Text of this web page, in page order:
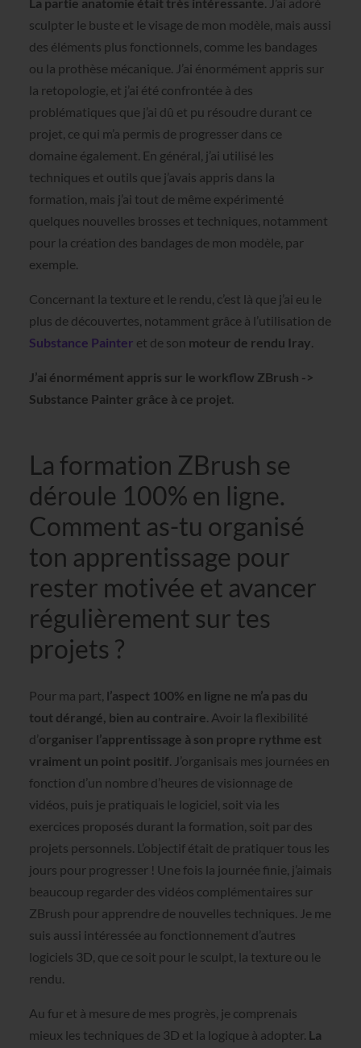
sculpter le buste et le visage de mon modèle, mais aussi
des éléments plus fonctionnels, comme les bandages
ou la prothèse mécanique. J’ai énormément appris sur
la retopologie, et j’ai été confrontée à des
problématiques que j’ai dû et pu résoudre durant ce
projet, ce qui m’a permis de progresser dans ce
domaine également. En général, j’ai utilisé les
techniques et outils que j’avais appris dans la
formation, mais j’ai tout de même expérimenté
quelques nouvelles brosses et techniques, notamment
pour la création des bandages de mon modèle, par
exemple.
Concernant la texture et le rendu, c’est là que j’ai eu le
plus de découvertes, notamment grâce à l’utilisation de
Substance Painter et de son moteur de rendu Iray.
J’ai énormément appris sur le workflow ZBrush ->
Substance Painter grâce à ce projet.
La formation ZBrush se
déroule 100% en ligne.
Comment as-tu organisé
ton apprentissage pour
rester motivée et avancer
régulièrement sur tes
projets ?
Pour ma part, l’aspect 100% en ligne ne m’a pas du
tout dérangé, bien au contraire. Avoir la flexibilité
d’organiser l’apprentissage à son propre rythme est
vraiment un point positif. J’organisais mes journées en
fonction d’un nombre d’heures de visionnage de
vidéos, puis je pratiquais le logiciel, soit via les
exercices proposés durant la formation, soit par des
projets personnels. L’objectif était de pratiquer tous les
jours pour progresser ! Une fois la journée finie, j’aimais
beaucoup regarder des vidéos complémentaires sur
ZBrush pour apprendre de nouvelles techniques. Je me
suis aussi intéressée au fonctionnement d’autres
logiciels 3D, que ce soit pour le sculpt, la texture ou le
rendu.
Au fur et à mesure de mes progrès, je comprenais
mieux les techniques de 3D et la logique à adopter. La